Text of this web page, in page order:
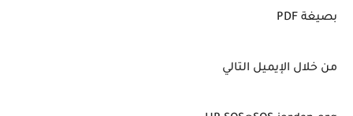
بصيغة PDF
من خلال الإيميل التالي